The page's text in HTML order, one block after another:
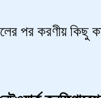
পর করণীয়